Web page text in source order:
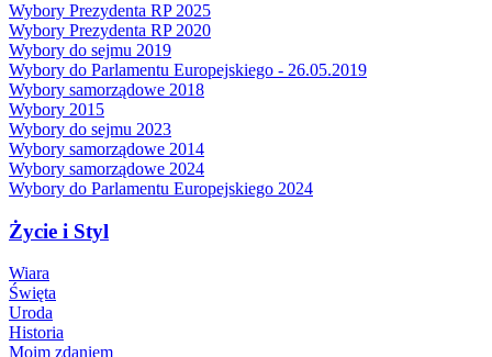
Wybory Prezydenta RP 2025
Wybory Prezydenta RP 2020
Wybory do sejmu 2019
Wybory do Parlamentu Europejskiego - 26.05.2019
Wybory samorządowe 2018
Wybory 2015
Wybory do sejmu 2023
Wybory samorządowe 2014
Wybory samorządowe 2024
Wybory do Parlamentu Europejskiego 2024
Życie i Styl
Wiara
Święta
Uroda
Historia
Moim zdaniem